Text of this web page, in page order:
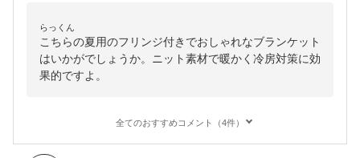
らっくん
こちらの夏用のフリンジ付きでおしゃれなブランケット
はいかがでしょうか。ニット素材で暖かく冷房対策に効
果的ですよ。
全てのおすすめコメント（4件）